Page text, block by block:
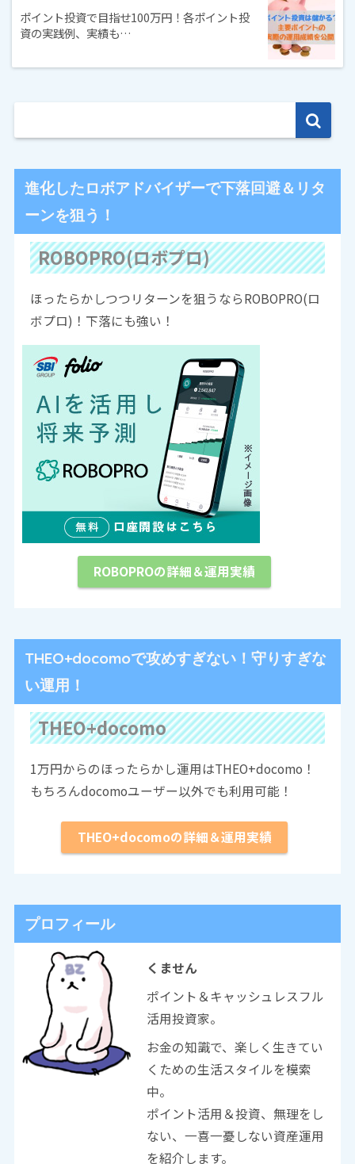
ポイント投資で目指せ100万円！各ポイント投
資の実践例、実績も…
進化したロボアドバイザーで下落回避＆リタ
ーンを狙う！
ROBOPRO(ロボプロ)
ほったらかしつつリターンを狙うならROBOPRO(ロ
ボプロ)！下落にも強い！
ROBOPROの詳細＆運用実績
THEO+docomoで攻めすぎない！守りすぎな
い運用！
THEO+docomo
1万円からのほったらかし運用はTHEO+docomo！
もちろんdocomoユーザー以外でも利用可能！
THEO+docomoの詳細＆運用実績
プロフィール
くません
ポイント＆キャッシュレスフル
活用投資家。
お金の知識で、楽しく生きてい
くための生活スタイルを模索
中。
ポイント活用＆投資、無理をし
ない、一喜一憂しない資産運用
を紹介します。